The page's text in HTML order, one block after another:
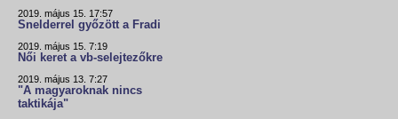
2019. május 15. 17:57
Snelderrel győzött a Fradi
2019. május 15. 7:19
Női keret a vb-selejtezőkre
2019. május 13. 7:27
"A magyaroknak nincs
taktikája"